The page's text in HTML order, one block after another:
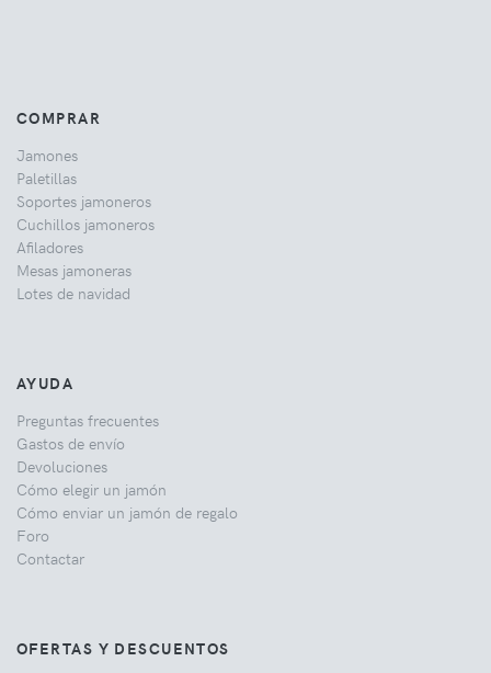
COMPRAR
Jamones
Paletillas
Soportes jamoneros
Cuchillos jamoneros
Afiladores
Mesas jamoneras
Lotes de navidad
AYUDA
Preguntas frecuentes
Gastos de envío
Devoluciones
Cómo elegir un jamón
Cómo enviar un jamón de regalo
Foro
Contactar
OFERTAS Y DESCUENTOS